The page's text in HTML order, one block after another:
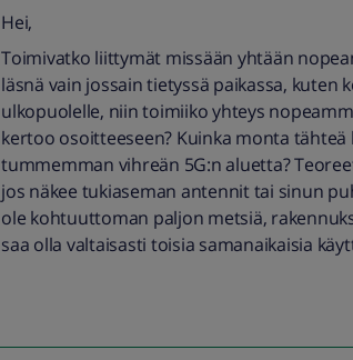
Hei,
Toimivatko liittymät missään yhtään
läsnä vain jossain tietyssä paikassa, kuten
ulkopuolelle, niin toimiiko yhteys
kertoo osoitteeseen? Kuinka monta tähteä
tummemman vihreän 5G:n aluetta?
jos näkee tukiaseman antennit tai sinun
ole kohtuuttoman paljon metsiä,
saa olla valtaisasti toisia samanaikaisia